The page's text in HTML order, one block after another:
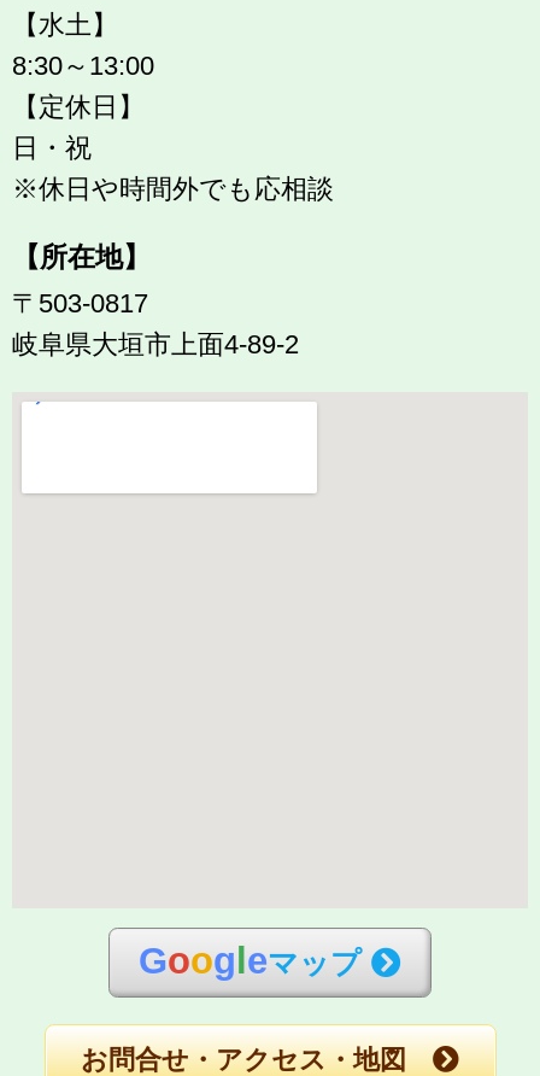
【水土】
8:30～13:00
【定休日】
日・祝
※休日や時間外でも応相談
【所在地】
〒503-0817
岐阜県大垣市上面4-89-2
Googleマップ
お問合せ・アクセス・地図